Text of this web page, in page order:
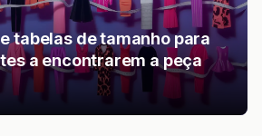
tabelas de tamanho para
a encontrarem a peça